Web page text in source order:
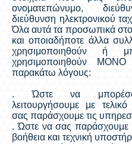
ονοματεπώνυμο,
διεύθυνση ηλεκτρονικού
Όλα αυτά τα προσωπικά
και οποιαδήποτε άλλα
χρησιμοποιηθούν ή
χρησιμοποιηθούν
παρακάτω λόγους:
. Ώστε να
λειτουργήσουμε με
σας παράσχουμε τις
. Ώστε να σας παράσχουμε
βοήθεια και τεχνική